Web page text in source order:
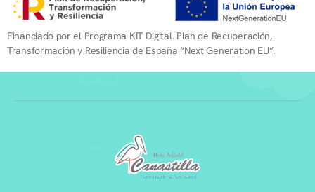
Financiado por el Programa KIT Digital. Plan de Recuperación,
Transformación y Resiliencia de España “Next Generation EU”.